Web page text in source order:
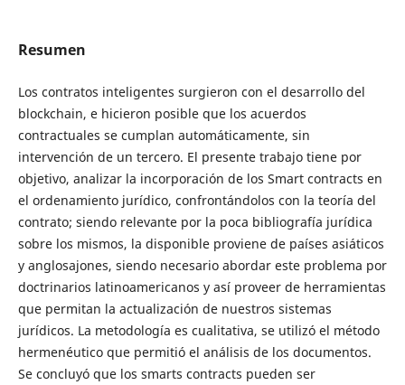
Resumen
Los contratos inteligentes surgieron con el desarrollo del
blockchain, e hicieron posible que los acuerdos
contractuales se cumplan automáticamente, sin
intervención de un tercero. El presente trabajo tiene por
objetivo, analizar la incorporación de los Smart contracts en
el ordenamiento jurídico, confrontándolos con la teoría del
contrato; siendo relevante por la poca bibliografía jurídica
sobre los mismos, la disponible proviene de países asiáticos
y anglosajones, siendo necesario abordar este problema por
doctrinarios latinoamericanos y así proveer de herramientas
que permitan la actualización de nuestros sistemas
jurídicos. La metodología es cualitativa, se utilizó el método
hermenéutico que permitió el análisis de los documentos.
Se concluyó que los smarts contracts pueden ser